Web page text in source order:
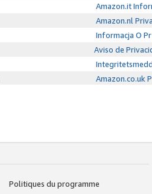
Amazon.it
Amazon.nl
Informacja O
Aviso de
Amazon.co.uk
Politiques du programme